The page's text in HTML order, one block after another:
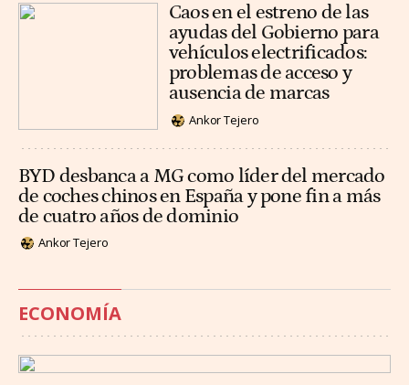
Caos en el estreno de las
ayudas del Gobierno para
vehículos electrificados:
problemas de acceso y
ausencia de marcas
Ankor Tejero
BYD desbanca a MG como líder del mercado
de coches chinos en España y pone fin a más
de cuatro años de dominio
Ankor Tejero
ECONOMÍA